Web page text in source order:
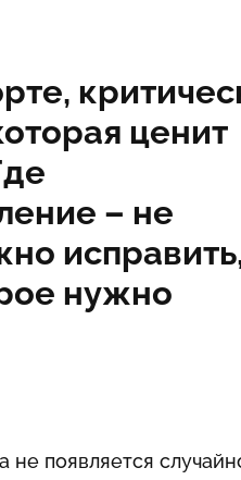
ценит
– не
нужно
не появляется